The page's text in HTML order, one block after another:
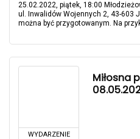
25.02.2022, piątek, 18:00
ul. Inwalidów Wojennych 2, 43-603
można być przygotowanym. Na
WYDARZENIE
Miłosna